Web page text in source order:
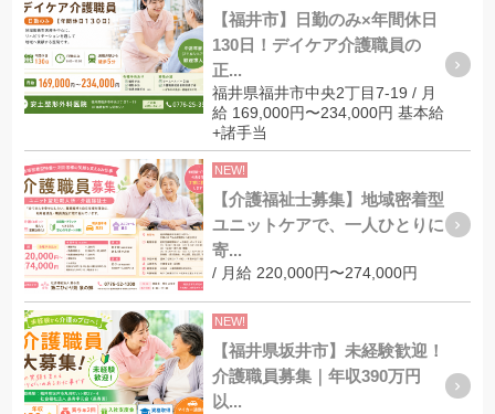
【福井市】日勤のみ×年間休日
130日！デイケア介護職員の
正...
福井県福井市中央2丁目7-19 / 月
給 169,000円〜234,000円 基本給
+諸手当
NEW!
【介護福祉士募集】地域密着型
ユニットケアで、一人ひとりに
寄...
/ 月給 220,000円〜274,000円
NEW!
【福井県坂井市】未経験歓迎！
介護職員募集｜年収390万円
以...